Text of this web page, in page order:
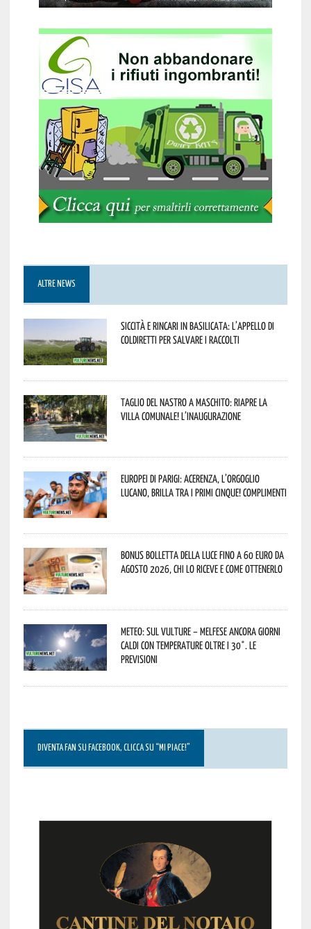
ALTRE NEWS
Siccità e rincari in Basilicata: l’appello di
Coldiretti per salvare i raccolti
Taglio del nastro a Maschito: riapre la
Villa Comunale! L’inaugurazione
Europei di Parigi: Acerenza, l’orgoglio
lucano, brilla tra i primi cinque! Complimenti
Bonus bolletta della luce fino a 60 euro da
agosto 2026, chi lo riceve e come ottenerlo
Meteo: sul Vulture – melfese ancora giorni
caldi con temperature oltre i 30°. Le
previsioni
DIVENTA FAN SU FACEBOOK, CLICCA SU “MI PIACE!”